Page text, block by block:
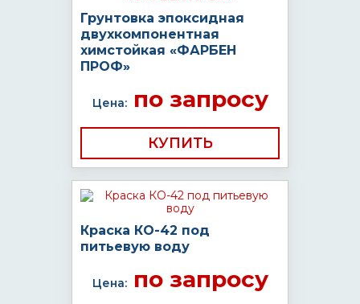
Грунтовка эпоксидная
двухкомпонентная
химстойкая «ФАРБЕН
ПРОФ»
Цена:по запросу
КУПИТЬ
Краска КО-42 под
питьевую воду
Цена:по запросу